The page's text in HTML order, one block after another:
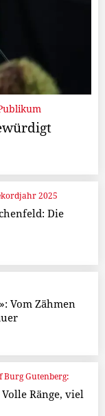
2025
Die
Vom Zähmen
Burg Gutenberg:
Ränge, viel